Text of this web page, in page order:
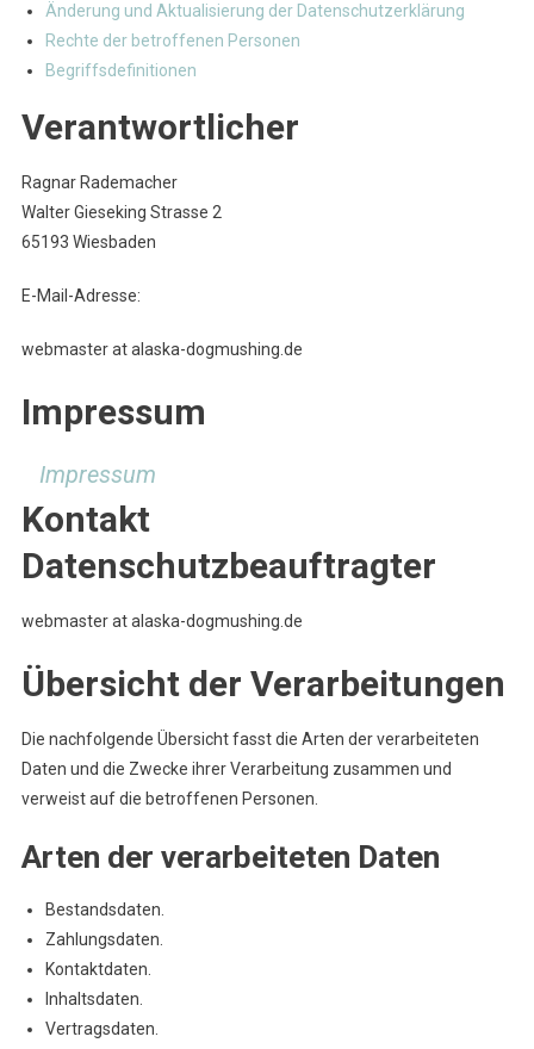
Änderung und Aktualisierung der Datenschutzerklärung
Rechte der betroffenen Personen
Begriffsdefinitionen
Verantwortlicher
Ragnar Rademacher
Walter Gieseking Strasse 2
65193 Wiesbaden
E-Mail-Adresse:
webmaster at alaska-dogmushing.de
Impressum
Impressum
Kontakt
Datenschutzbeauftragter
webmaster at alaska-dogmushing.de
Übersicht der Verarbeitungen
Die nachfolgende Übersicht fasst die Arten der verarbeiteten
Daten und die Zwecke ihrer Verarbeitung zusammen und
verweist auf die betroffenen Personen.
Arten der verarbeiteten Daten
Bestandsdaten.
Zahlungsdaten.
Kontaktdaten.
Inhaltsdaten.
Vertragsdaten.